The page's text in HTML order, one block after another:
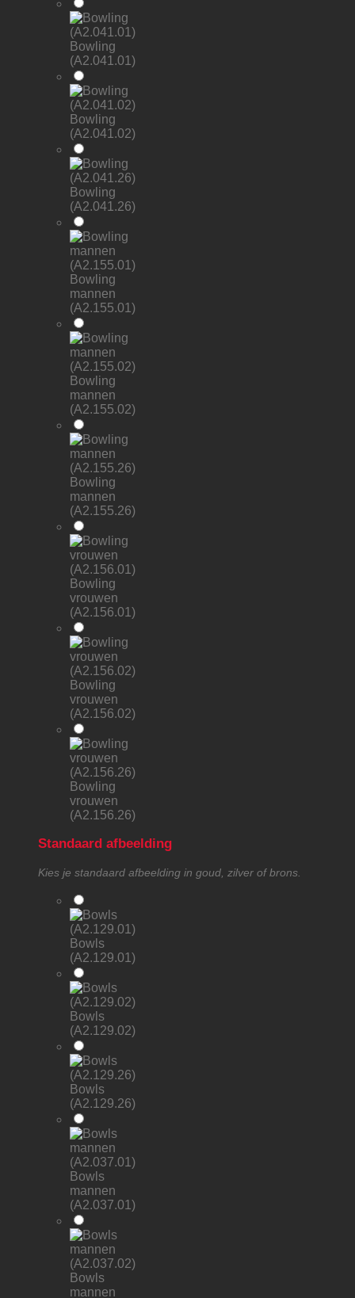
Bowling
(A2.041.01)
Bowling
(A2.041.02)
Bowling
(A2.041.26)
Bowling
mannen
(A2.155.01)
Bowling
mannen
(A2.155.02)
Bowling
mannen
(A2.155.26)
Bowling
vrouwen
(A2.156.01)
Bowling
vrouwen
(A2.156.02)
Bowling
vrouwen
(A2.156.26)
Standaard afbeelding
Kies je standaard afbeelding in goud, zilver of brons.
Bowls
(A2.129.01)
Bowls
(A2.129.02)
Bowls
(A2.129.26)
Bowls
mannen
(A2.037.01)
Bowls
mannen